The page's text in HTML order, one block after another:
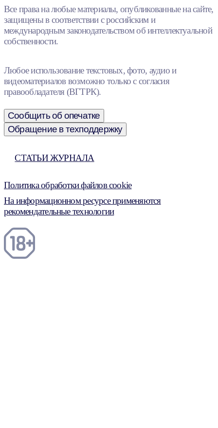
Все права на любые материалы, опубликованные на сайте,
защищены в соответствии с российским и
международным законодательством об интеллектуальной
собственности.
Любое использование текстовых, фото, аудио и
видеоматериалов возможно только с согласия
правообладателя (ВГТРК).
Сообщить об опечатке
Обращение в техподдержку
СТАТЬИ ЖУРНАЛА
Политика обработки файлов cookie
На информационном ресурсе применяются
рекомендательные технологии